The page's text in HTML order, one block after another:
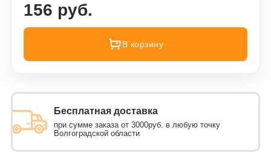
156 руб.
В корзину
Бесплатная доставка
при сумме заказа от 3000руб. в любую точку
Волгоградской области